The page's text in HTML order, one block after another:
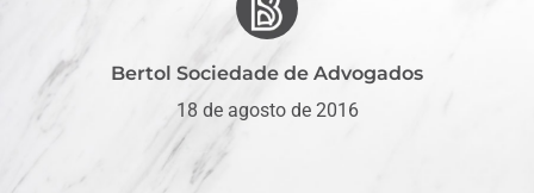
Bertol Sociedade de Advogados
18 de agosto de 2016